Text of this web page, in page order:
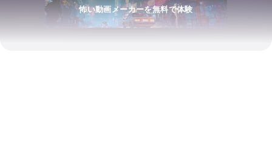
怖い動画メーカーを無料で体験